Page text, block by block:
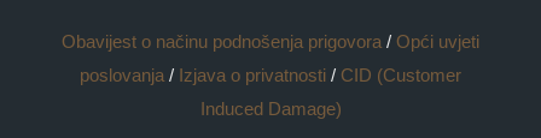
Obavijest o načinu podnošenja prigovora / Opći uvjeti
poslovanja / Izjava o privatnosti / CID (Customer
Induced Damage)